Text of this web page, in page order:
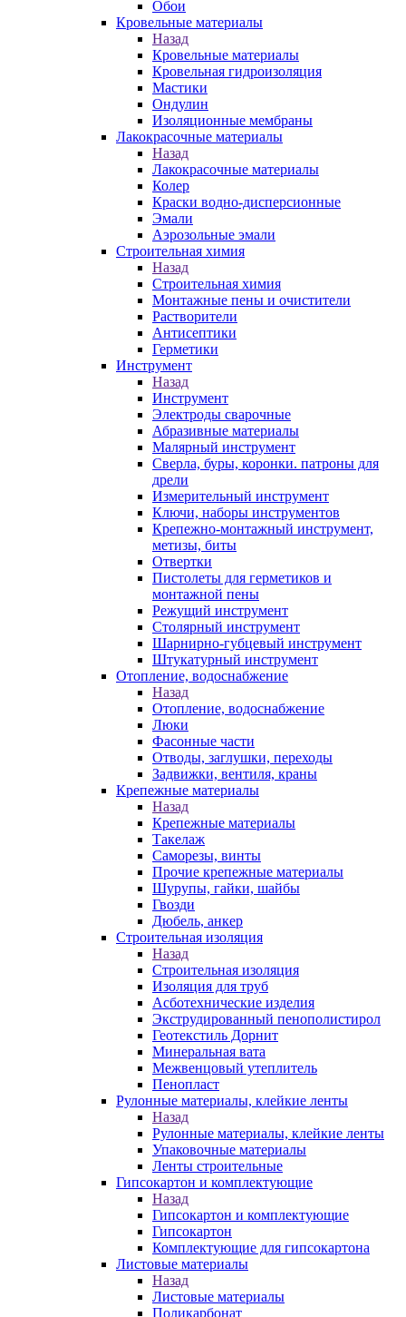
Обои
Кровельные материалы
Назад
Кровельные материалы
Кровельная гидроизоляция
Мастики
Ондулин
Изоляционные мембраны
Лакокрасочные материалы
Назад
Лакокрасочные материалы
Колер
Краски водно-дисперсионные
Эмали
Аэрозольные эмали
Строительная химия
Назад
Строительная химия
Монтажные пены и очистители
Растворители
Антисептики
Герметики
Инструмент
Назад
Инструмент
Электроды сварочные
Абразивные материалы
Малярный инструмент
Сверла, буры, коронки. патроны для
дрели
Измерительный инструмент
Ключи, наборы инструментов
Крепежно-монтажный инструмент,
метизы, биты
Отвертки
Пистолеты для герметиков и
монтажной пены
Режущий инструмент
Столярный инструмент
Шарнирно-губцевый инструмент
Штукатурный инструмент
Отопление, водоснабжение
Назад
Отопление, водоснабжение
Люки
Фасонные части
Отводы, заглушки, переходы
Задвижки, вентиля, краны
Крепежные материалы
Назад
Крепежные материалы
Такелаж
Саморезы, винты
Прочие крепежные материалы
Шурупы, гайки, шайбы
Гвозди
Дюбель, анкер
Строительная изоляция
Назад
Строительная изоляция
Изоляция для труб
Асботехнические изделия
Экструдированный пенополистирол
Геотекстиль Дорнит
Минеральная вата
Межвенцовый утеплитель
Пенопласт
Рулонные материалы, клейкие ленты
Назад
Рулонные материалы, клейкие ленты
Упаковочные материалы
Ленты строительные
Гипсокартон и комплектующие
Назад
Гипсокартон и комплектующие
Гипсокартон
Комплектующие для гипсокартона
Листовые материалы
Назад
Листовые материалы
Поликарбонат